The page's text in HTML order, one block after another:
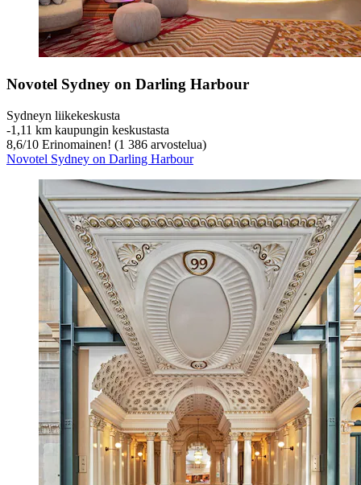
Novotel Sydney on Darling Harbour
Sydneyn liikekeskusta
‐1,11 km kaupungin keskustasta
8,6/10 Erinomainen! (1 386 arvostelua)
Novotel Sydney on Darling Harbour